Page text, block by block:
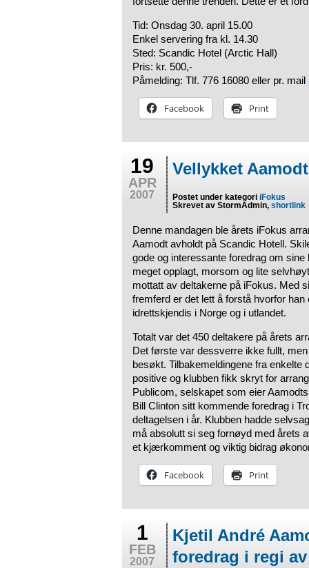
Tid: Onsdag 30. april 15.00
Enkel servering fra kl. 14.30
Sted: Scandic Hotel (Arctic Hall)
Pris: kr. 500,-
Påmelding: Tlf. 776 16080 eller pr. mail
Facebook Print
19
APR
2007
Vellykket
Postet under kategoriiFokus
Skrevet av StormAdmin,shortlink
Denne mandagen ble årets iFokus
Aamodt avholdt på Scandic Hotell.
gode og interessante foredrag om
meget opplagt, morsom og lite
mottatt av deltakerne på iFokus. Med
fremferd er det lett å forstå hvorfor
idrettskjendis i Norge og i utlandet.
Totalt var det 450 deltakere på årets
Det første var dessverre ikke fullt,
besøkt. Tilbakemeldingene fra enkelte
positive og klubben fikk skryt for
Publicom, selskapet som eier
Bill Clinton sitt kommende foredrag i
deltagelsen i år. Klubben hadde
må absolutt si seg fornøyd med årets
et kjærkomment og viktig bidrag
Facebook Print
1
FEB
2007
Kjetil André
foredrag i regi